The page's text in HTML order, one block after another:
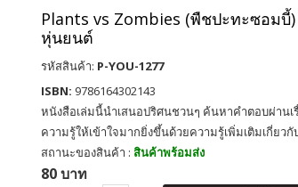
Plants vs Zombies (พืชปะทะซอมบี้
หุ่นยนต์
รหัสสินค้า: P-YOU-1277
ISBN: 9786164302143
หนังสือเล่มนี้นำเสนอปริศนชวนๆ ค้นหาคำตอบผ่านเ
ความรู้ให้เข้าใจมากยิ่งขึ้นด้วยความรู้เพิ่มเติมเกี่ยว
สถานะของสินค้า : สินค้าพร้อมส่ง
80 บาท